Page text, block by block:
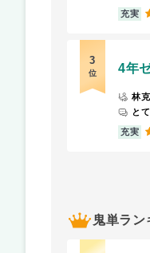
充実
3
位 4年
林
と
充実
鬼単ラン